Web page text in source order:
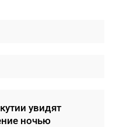
увидят
ночью